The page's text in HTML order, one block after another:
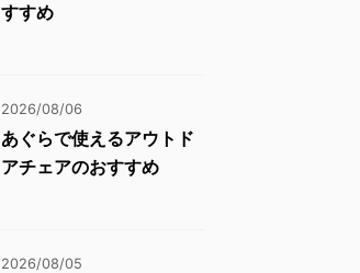
すすめ
2026/08/06
あぐらで使えるアウトド
アチェアのおすすめ
2026/08/05